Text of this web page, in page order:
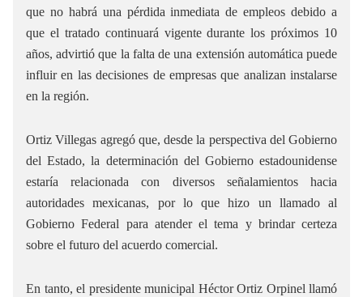
que no habrá una pérdida inmediata de empleos debido a
que el tratado continuará vigente durante los próximos 10
años, advirtió que la falta de una extensión automática puede
influir en las decisiones de empresas que analizan instalarse
en la región.
Ortiz Villegas agregó que, desde la perspectiva del Gobierno
del Estado, la determinación del Gobierno estadounidense
estaría relacionada con diversos señalamientos hacia
autoridades mexicanas, por lo que hizo un llamado al
Gobierno Federal para atender el tema y brindar certeza
sobre el futuro del acuerdo comercial.
En tanto, el presidente municipal Héctor Ortiz Orpinel llamó